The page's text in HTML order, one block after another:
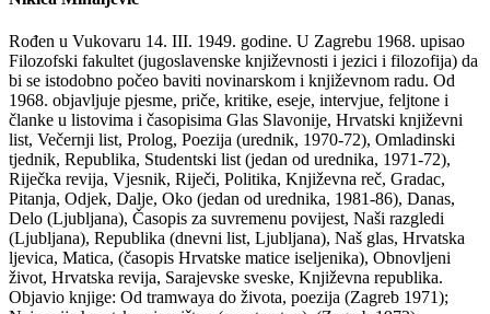
Rođen u Vukovaru 14. III. 1949. godine. U Zagrebu 1968. upisao
Filozofski fakultet (jugoslavenske književnosti i jezici i filozofija) da
bi se istodobno počeo baviti novinarskom i književnom radu. Od
1968. objavljuje pjesme, priče, kritike, eseje, intervjue, feljtone i
članke u listovima i časopisima Glas Slavonije, Hrvatski književni
list, Večernji list, Prolog, Poezija (urednik, 1970-72), Omladinski
tjednik, Republika, Studentski list (jedan od urednika, 1971-72),
Riječka revija, Vjesnik, Riječi, Politika, Književna reč, Gradac,
Pitanja, Odjek, Dalje, Oko (jedan od urednika, 1981-86), Danas,
Delo (Ljubljana), Časopis za suvremenu povijest, Naši razgledi
(Ljubljana), Republika (dnevni list, Ljubljana), Naš glas, Hrvatska
ljevica, Matica, (časopis Hrvatske matice iseljenika), Obnovljeni
život, Hrvatska revija, Sarajevske sveske, Književna republika.
Objavio knjige: Od tramwaya do života, poezija (Zagreb 1971);